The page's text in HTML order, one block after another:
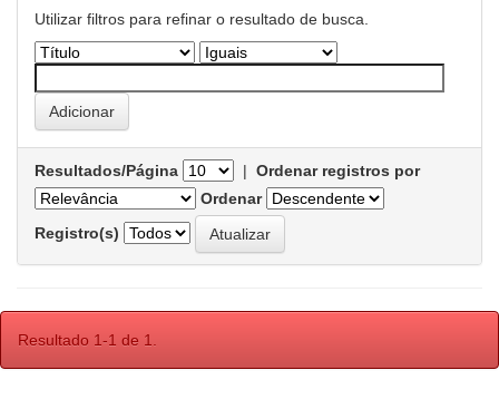
Utilizar filtros para refinar o resultado de busca.
Resultados/Página | Ordenar registros por
Ordenar
Registro(s)
Resultado 1-1 de 1.